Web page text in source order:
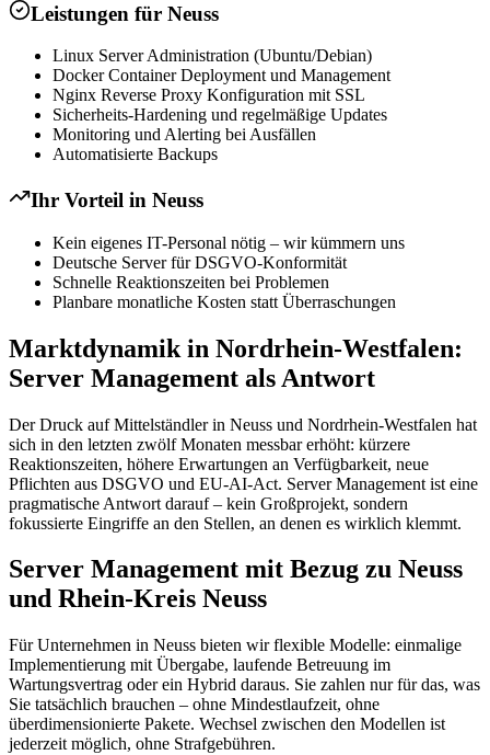
Leistungen für Neuss
Linux Server Administration (Ubuntu/Debian)
Docker Container Deployment und Management
Nginx Reverse Proxy Konfiguration mit SSL
Sicherheits-Hardening und regelmäßige Updates
Monitoring und Alerting bei Ausfällen
Automatisierte Backups
Ihr Vorteil in Neuss
Kein eigenes IT-Personal nötig – wir kümmern uns
Deutsche Server für DSGVO-Konformität
Schnelle Reaktionszeiten bei Problemen
Planbare monatliche Kosten statt Überraschungen
Marktdynamik in Nordrhein-Westfalen:
Server Management als Antwort
Der Druck auf Mittelständler in Neuss und Nordrhein-Westfalen hat
sich in den letzten zwölf Monaten messbar erhöht: kürzere
Reaktionszeiten, höhere Erwartungen an Verfügbarkeit, neue
Pflichten aus DSGVO und EU-AI-Act. Server Management ist eine
pragmatische Antwort darauf – kein Großprojekt, sondern
fokussierte Eingriffe an den Stellen, an denen es wirklich klemmt.
Server Management mit Bezug zu Neuss
und Rhein-Kreis Neuss
Für Unternehmen in Neuss bieten wir flexible Modelle: einmalige
Implementierung mit Übergabe, laufende Betreuung im
Wartungsvertrag oder ein Hybrid daraus. Sie zahlen nur für das, was
Sie tatsächlich brauchen – ohne Mindestlaufzeit, ohne
überdimensionierte Pakete. Wechsel zwischen den Modellen ist
jederzeit möglich, ohne Strafgebühren.